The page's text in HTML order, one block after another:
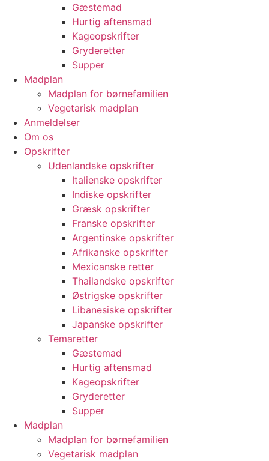
Gæstemad
Hurtig aftensmad
Kageopskrifter
Gryderetter
Supper
Madplan
Madplan for børnefamilien
Vegetarisk madplan
Anmeldelser
Om os
Opskrifter
Udenlandske opskrifter
Italienske opskrifter
Indiske opskrifter
Græsk opskrifter
Franske opskrifter
Argentinske opskrifter
Afrikanske opskrifter
Mexicanske retter
Thailandske opskrifter
Østrigske opskrifter
Libanesiske opskrifter
Japanske opskrifter
Temaretter
Gæstemad
Hurtig aftensmad
Kageopskrifter
Gryderetter
Supper
Madplan
Madplan for børnefamilien
Vegetarisk madplan